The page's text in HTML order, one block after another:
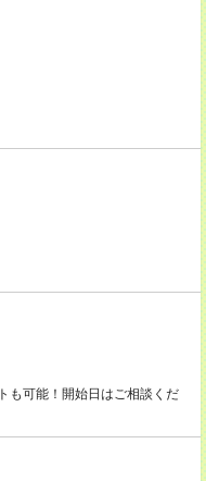
も可能！開始日はご相談くだ